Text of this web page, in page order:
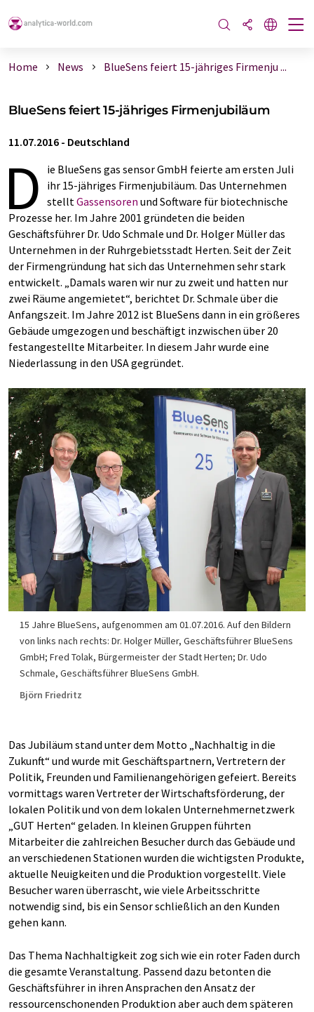
Home News BlueSens feiert 15-jähriges Firmenju ...
BlueSens feiert 15-jähriges Firmenjubiläum
11.07.2016 - Deutschland
D
ie BlueSens gas sensor GmbH feierte am ersten Juli
ihr 15-jähriges Firmenjubiläum. Das Unternehmen
stelltGassensoren und Software für biotechnische
Prozesse her. Im Jahre 2001 gründeten die beiden
Geschäftsführer Dr. Udo Schmale und Dr. Holger Müller das
Unternehmen in der Ruhrgebietsstadt Herten. Seit der Zeit
der Firmengründung hat sich das Unternehmen sehr stark
entwickelt. „Damals waren wir nur zu zweit und hatten nur
zwei Räume angemietet“, berichtet Dr. Schmale über die
Anfangszeit. Im Jahre 2012 ist BlueSens dann in ein größeres
Gebäude umgezogen und beschäftigt inzwischen über 20
festangestellte Mitarbeiter. In diesem Jahr wurde eine
Niederlassung in den USA gegründet.
15 Jahre BlueSens, aufgenommen am 01.07.2016. Auf den Bildern
von links nach rechts: Dr. Holger Müller, Geschäftsführer BlueSens
GmbH; Fred Tolak, Bürgermeister der Stadt Herten; Dr. Udo
Schmale, Geschäftsführer BlueSens GmbH.
Björn Friedritz
Das Jubiläum stand unter dem Motto „Nachhaltig in die
Zukunft“ und wurde mit Geschäftspartnern, Vertretern der
Politik, Freunden und Familienangehörigen gefeiert. Bereits
vormittags waren Vertreter der Wirtschaftsförderung, der
lokalen Politik und von dem lokalen Unternehmernetzwerk
„GUT Herten“ geladen. In kleinen Gruppen führten
Mitarbeiter die zahlreichen Besucher durch das Gebäude und
an verschiedenen Stationen wurden die wichtigsten Produkte,
aktuelle Neuigkeiten und die Produktion vorgestellt. Viele
Besucher waren überrascht, wie viele Arbeitsschritte
notwendig sind, bis ein Sensor schließlich an den Kunden
gehen kann.
Das Thema Nachhaltigkeit zog sich wie ein roter Faden durch
die gesamte Veranstaltung. Passend dazu betonten die
Geschäftsführer in ihren Ansprachen den Ansatz der
ressourcenschonenden Produktion aber auch dem späteren